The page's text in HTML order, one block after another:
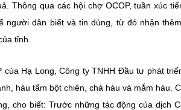
Thông qua các hội chợ OCOP, tuần xúc
người dân biết và tin dùng, từ đó nhận
tỉnh.
Hạ Long, Công ty TNHH Đầu tư phát
hàu tẩm bột chiên, chả hàu và mắm hàu.
cho biết: Trước những tác động của dịch